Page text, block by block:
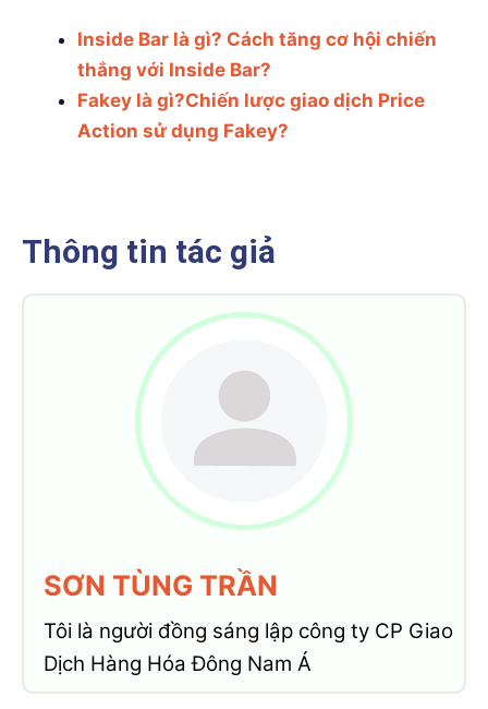
Inside Bar là gì? Cách tăng cơ hội chiến
thắng với Inside Bar?
Fakey là gì?Chiến lược giao dịch Price
Action sử dụng Fakey?
Thông tin tác giả
SƠN TÙNG TRẦN
Tôi là người đồng sáng lập công ty CP Giao
Dịch Hàng Hóa Đông Nam Á